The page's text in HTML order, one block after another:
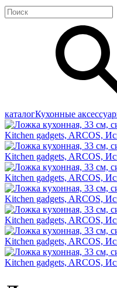
каталогКухонные